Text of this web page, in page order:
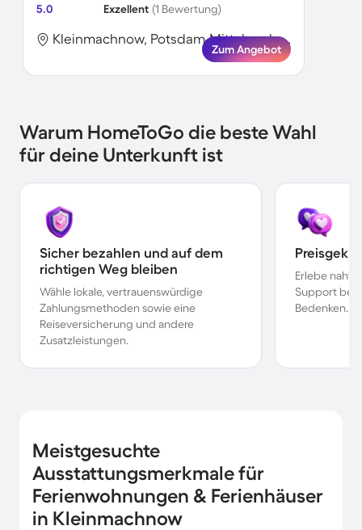
5.0
Exzellent (1 Bewertung)
Kleinmachnow, Potsdam-Mittelmark, Deutschland
Zum Angebot
Warum HomeToGo die beste Wahl
für deine Unterkunft ist
Sicher bezahlen und auf dem
richtigen Weg bleiben
Wähle lokale, vertrauenswürdige
Zahlungsmethoden sowie eine
Reiseversicherung und andere
Zusatzleistungen.
Erlebe
Support bei
Bedenken.
Meistgesuchte
Ausstattungsmerkmale für
Ferienwohnungen & Ferienhäuser
in Kleinmachnow